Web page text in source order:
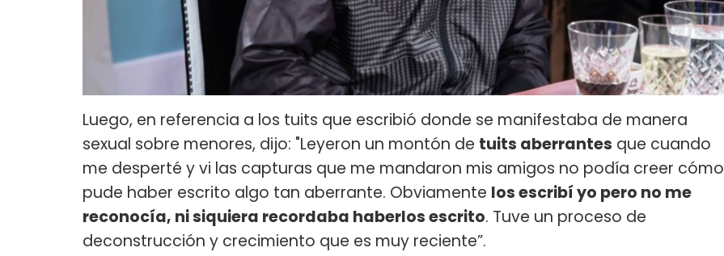
Luego, en referencia a los tuits que escribió donde se manifestaba de manera
sexual sobre menores, dijo: "Leyeron un montón de tuits aberrantes que cuando
me desperté y vi las capturas que me mandaron mis amigos no podía creer cómo
pude haber escrito algo tan aberrante. Obviamente los escribí yo pero no me
reconocía, ni siquiera recordaba haberlos escrito. Tuve un proceso de
deconstrucción y crecimiento que es muy reciente”.